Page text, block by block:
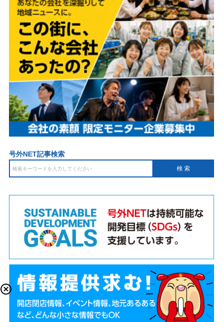
号外NET記事検索